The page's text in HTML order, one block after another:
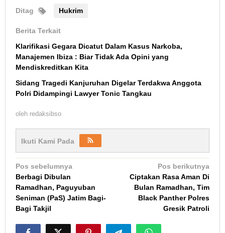
Ditag Hukrim
Berita Terkait
Klarifikasi Gegara Dicatut Dalam Kasus Narkoba,
Manajemen Ibiza : Biar Tidak Ada Opini yang
Mendiskreditkan Kita
Sidang Tragedi Kanjuruhan Digelar Terdakwa Anggota
Polri Didampingi Lawyer Tonic Tangkau
oleh redaksibso
Ikuti Kami Pada
Navigasi
pos
Pos sebelumnya
Berbagi Dibulan
Ramadhan, Paguyuban
Seniman (PaS) Jatim Bagi-
Bagi Takjil
Pos berikutnya
Ciptakan Rasa Aman Di
Bulan Ramadhan, Tim
Black Panther Polres
Gresik Patroli